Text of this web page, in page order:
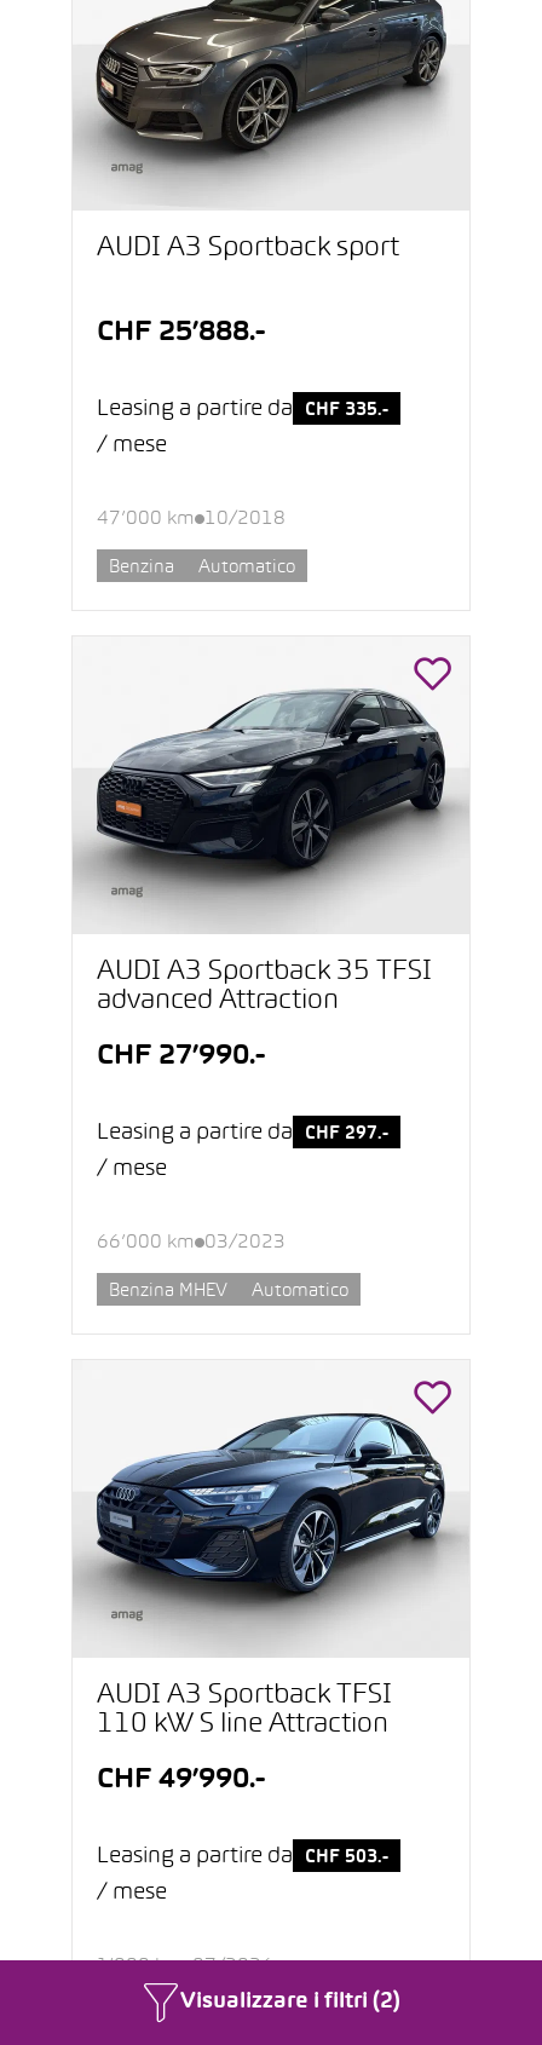
Visualizzare i filtri (2)
AUDI A3 Sportback sport
CHF 25’888.-
Leasing a partire da CHF 335.-
/ mese
47’000 km 10/2018
Benzina Automatico
AUDI A3 Sportback 35 TFSI
advanced Attraction
CHF 27’990.-
Leasing a partire da CHF 297.-
/ mese
66’000 km 03/2023
Benzina MHEV Automatico
AUDI A3 Sportback TFSI
110 kW S line Attraction
CHF 49’990.-
Leasing a partire da CHF 503.-
/ mese
Benzina MHEV